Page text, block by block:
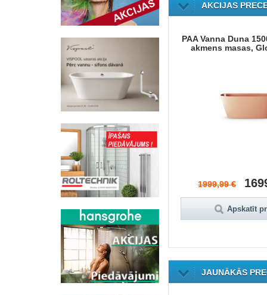
AKCIJAS
Vanna Forma 160x70 cm
752,99 € 579,99 €
Apskatīt preci
PAA Vanna Duna
akmens masas,
1999,99 €
Apskatīt
JAUNĀKĀS